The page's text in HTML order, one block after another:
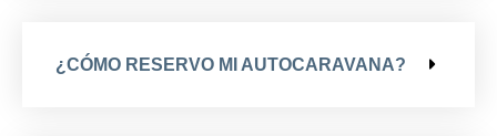
¿CÓMO RESERVO MI AUTOCARAVANA?